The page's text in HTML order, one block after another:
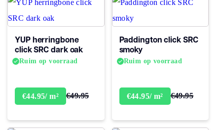
Montage Click PVC
Type click
Woongebruik
(jaren)
Levenslang
YUP herringbone
click SRC dark oak
Ruim op voorraad
€44.95/ m² €49.95
Paddington click SRC
smoky
Ruim op voorraad
€44.95/ m² €49.95